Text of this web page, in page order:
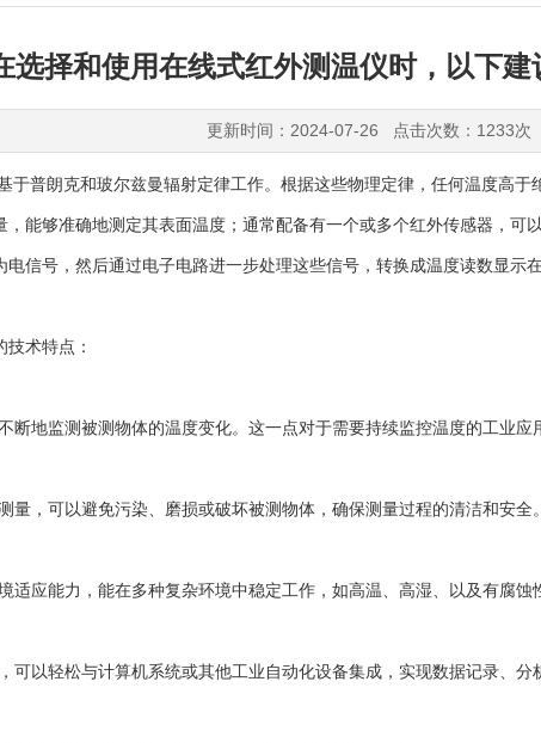
选择和使用在线式红外测温仪时，以下
更新时间：2024-07-26 点击次数：1233次
于普朗克和玻尔兹曼辐射定律工作。根据这些物理定律，任何温度高
，能够准确地测定其表面温度；通常配备有一个或多个红外传感器，可
电信号，然后通过电子电路进一步处理这些信号，转换成温度读数显示
术特点：
地监测被测物体的温度变化。这一点对于需要持续监控温度的工业应
，可以避免污染、磨损或破坏被测物体，确保测量过程的清洁和安全。
应能力，能在多种复杂环境中稳定工作，如高温、高湿、以及有腐蚀
以轻松与计算机系统或其他工业自动化设备集成，实现数据记录、分